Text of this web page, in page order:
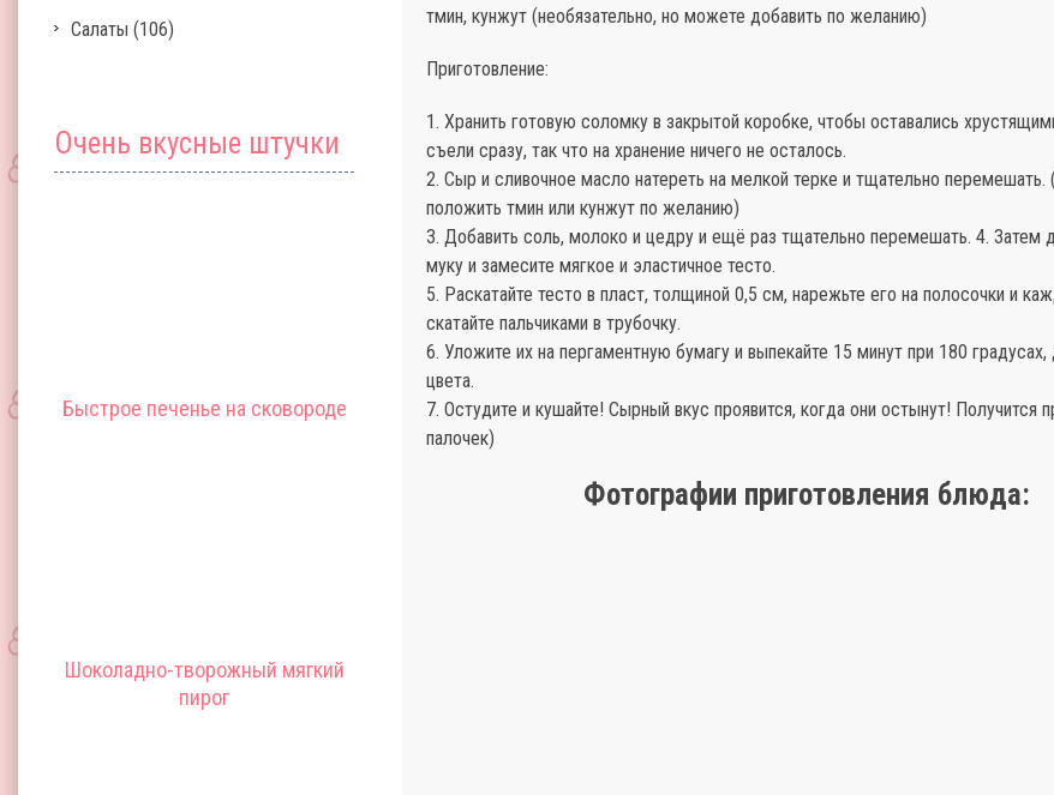
Салаты (106)
Очень вкусные штучки
Быстрое печенье на сковороде
Шоколадно-творожный мягкий
пирог
тмин, кунжут (необязательно, но можете добавить по желанию)
Приготовление:
1. Хранить готовую соломку в закрытой коробке, чтобы оставались
съели сразу, так что на хранение ничего не осталось.
2. Сыр и сливочное масло натереть на мелкой терке и тщательно
положить тмин или кунжут по желанию)
3. Добавить соль, молоко и цедру и ещё раз тщательно перемешать. 4. Затем
муку и замесите мягкое и эластичное тесто.
5. Раскатайте тесто в пласт, толщиной 0,5 см, нарежьте его на полосочки и
скатайте пальчиками в трубочку.
6. Уложите их на пергаментную бумагу и выпекайте 15 минут при 180 градусах,
цвета.
7. Остудите и кушайте! Сырный вкус проявится, когда они остынут! Получится
палочек)
Фотографии приготовления блюда: